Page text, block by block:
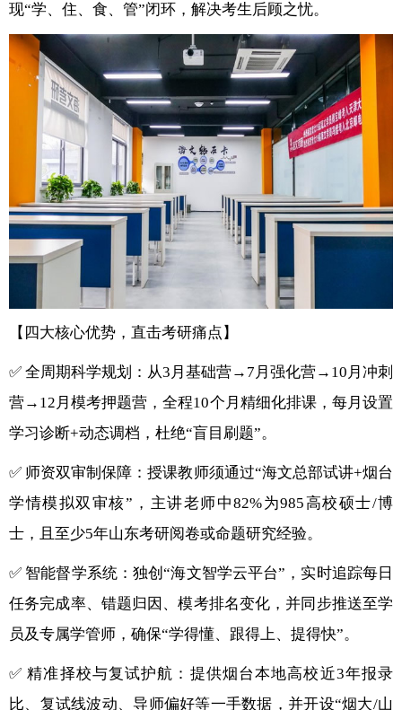
现“学、住、食、管”闭环，解决考生后顾之忧。
【四大核心优势，直击考研痛点】
✅ 全周期科学规划：从3月基础营→7月强化营→10月冲刺
营→12月模考押题营，全程10个月精细化排课，每月设置
学习诊断+动态调档，杜绝“盲目刷题”。
✅ 师资双审制保障：授课教师须通过“海文总部试讲+烟台
学情模拟双审核”，主讲老师中82%为985高校硕士/博
士，且至少5年山东考研阅卷或命题研究经验。
✅ 智能督学系统：独创“海文智学云平台”，实时追踪每日
任务完成率、错题归因、模考排名变化，并同步推送至学
员及专属学管师，确保“学得懂、跟得上、提得快”。
✅ 精准择校与复试护航：提供烟台本地高校近3年报录
比、复试线波动、导师偏好等一手数据，并开设“烟大/山